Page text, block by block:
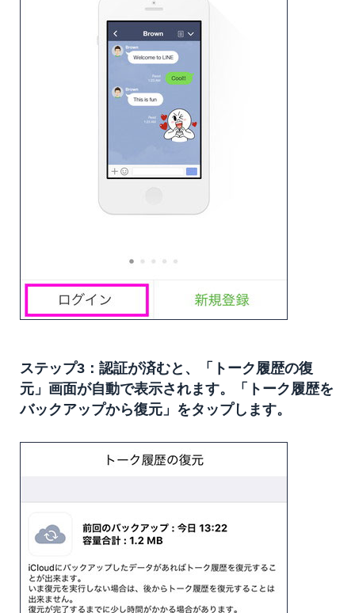
ステップ3：認証が済むと、「トーク履歴の復
元」画面が自動で表示されます。「トーク履歴を
バックアップから復元」をタップします。